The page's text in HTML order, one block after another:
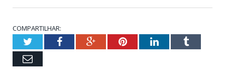
COMPARTILHAR:
TwitterFacebookGoogle+PinterestLinkedInTumblr
Email